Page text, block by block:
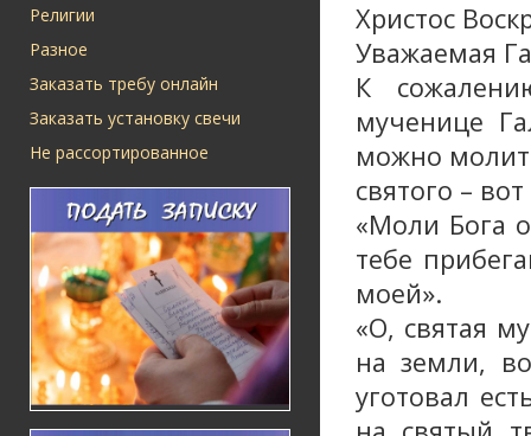
Религии
Разное
Заказать требу онлайн
Заказать установку свечи
Не рассортированное
Христос
Уважаемая
К
мученице
можно
святого –
«Моли Бога
тебе
моей».
«О, святая
на земли,
уготовал